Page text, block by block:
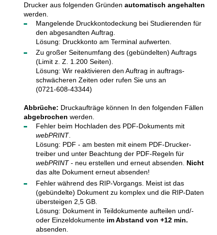
Drucker aus folgenden Gründen auto­matisch ange­halten
werden.
Mangelende Druckkonto­deckung bei Studie­renden für
den abge­sandten Auftrag.
Lösung: Druckkonto am Terminal aufwerten.
Zu großer Seitenumfang des (gebün­delten) Auftrags
(Limit z. Z. 1.200 Seiten).
Lösung: Wir reaktivieren den Auftrag in auftrags­
schwäch­eren Zeiten oder rufen Sie uns an
(0721-608-43344)
Abbrüche: Druckaufträge können In den folgenden Fällen
abge­brochen werden.
Fehler beim Hochladen des PDF-Doku­ments mit
webPRINT.
Lösung: PDF - am besten mit einem PDF-Drucker­
treiber und unter Beach­tung der PDF-Regeln für
webPRINT- neu erstellen und erneut absenden. Nicht
das alte Dokument erneut absenden!
Fehler während des RIP-Vorgangs. Meist ist das
(gebün­delte) Doku­ment zu komplex und die RIP-Daten
über­steigen 2,5 GB.
Lösung: Dokument in Teildoku­mente aufteilen und/­
oder Einzel­doku­mente im Abstand von +12 min.
absenden.